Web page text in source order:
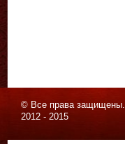
© Все права защищены.
2012 - 2015